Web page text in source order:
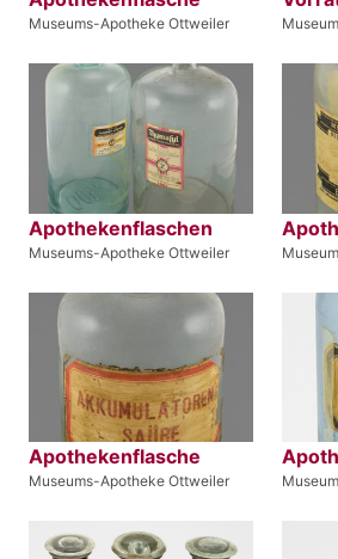
Museums-Apotheke Ottweiler
Apothekenflaschen
Museums-Apotheke Ottweiler
Apothekenflasche
Museums-Apotheke Ottweiler